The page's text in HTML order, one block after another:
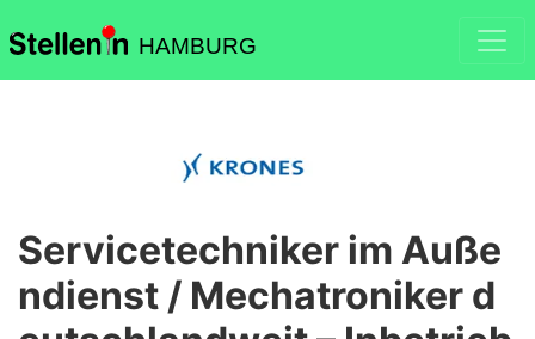
HAMBURG
Servicetechniker im Auße
ndienst / Mechatroniker d